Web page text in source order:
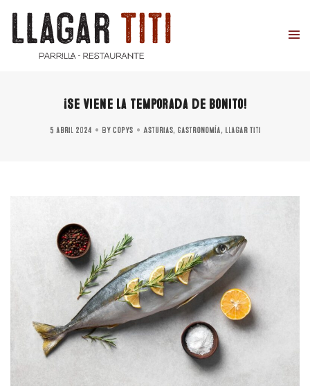
¡Se viene la temporada de bonito!
5 abril 2024 Bycopys Asturias, Gastronomía, Llagar Titi